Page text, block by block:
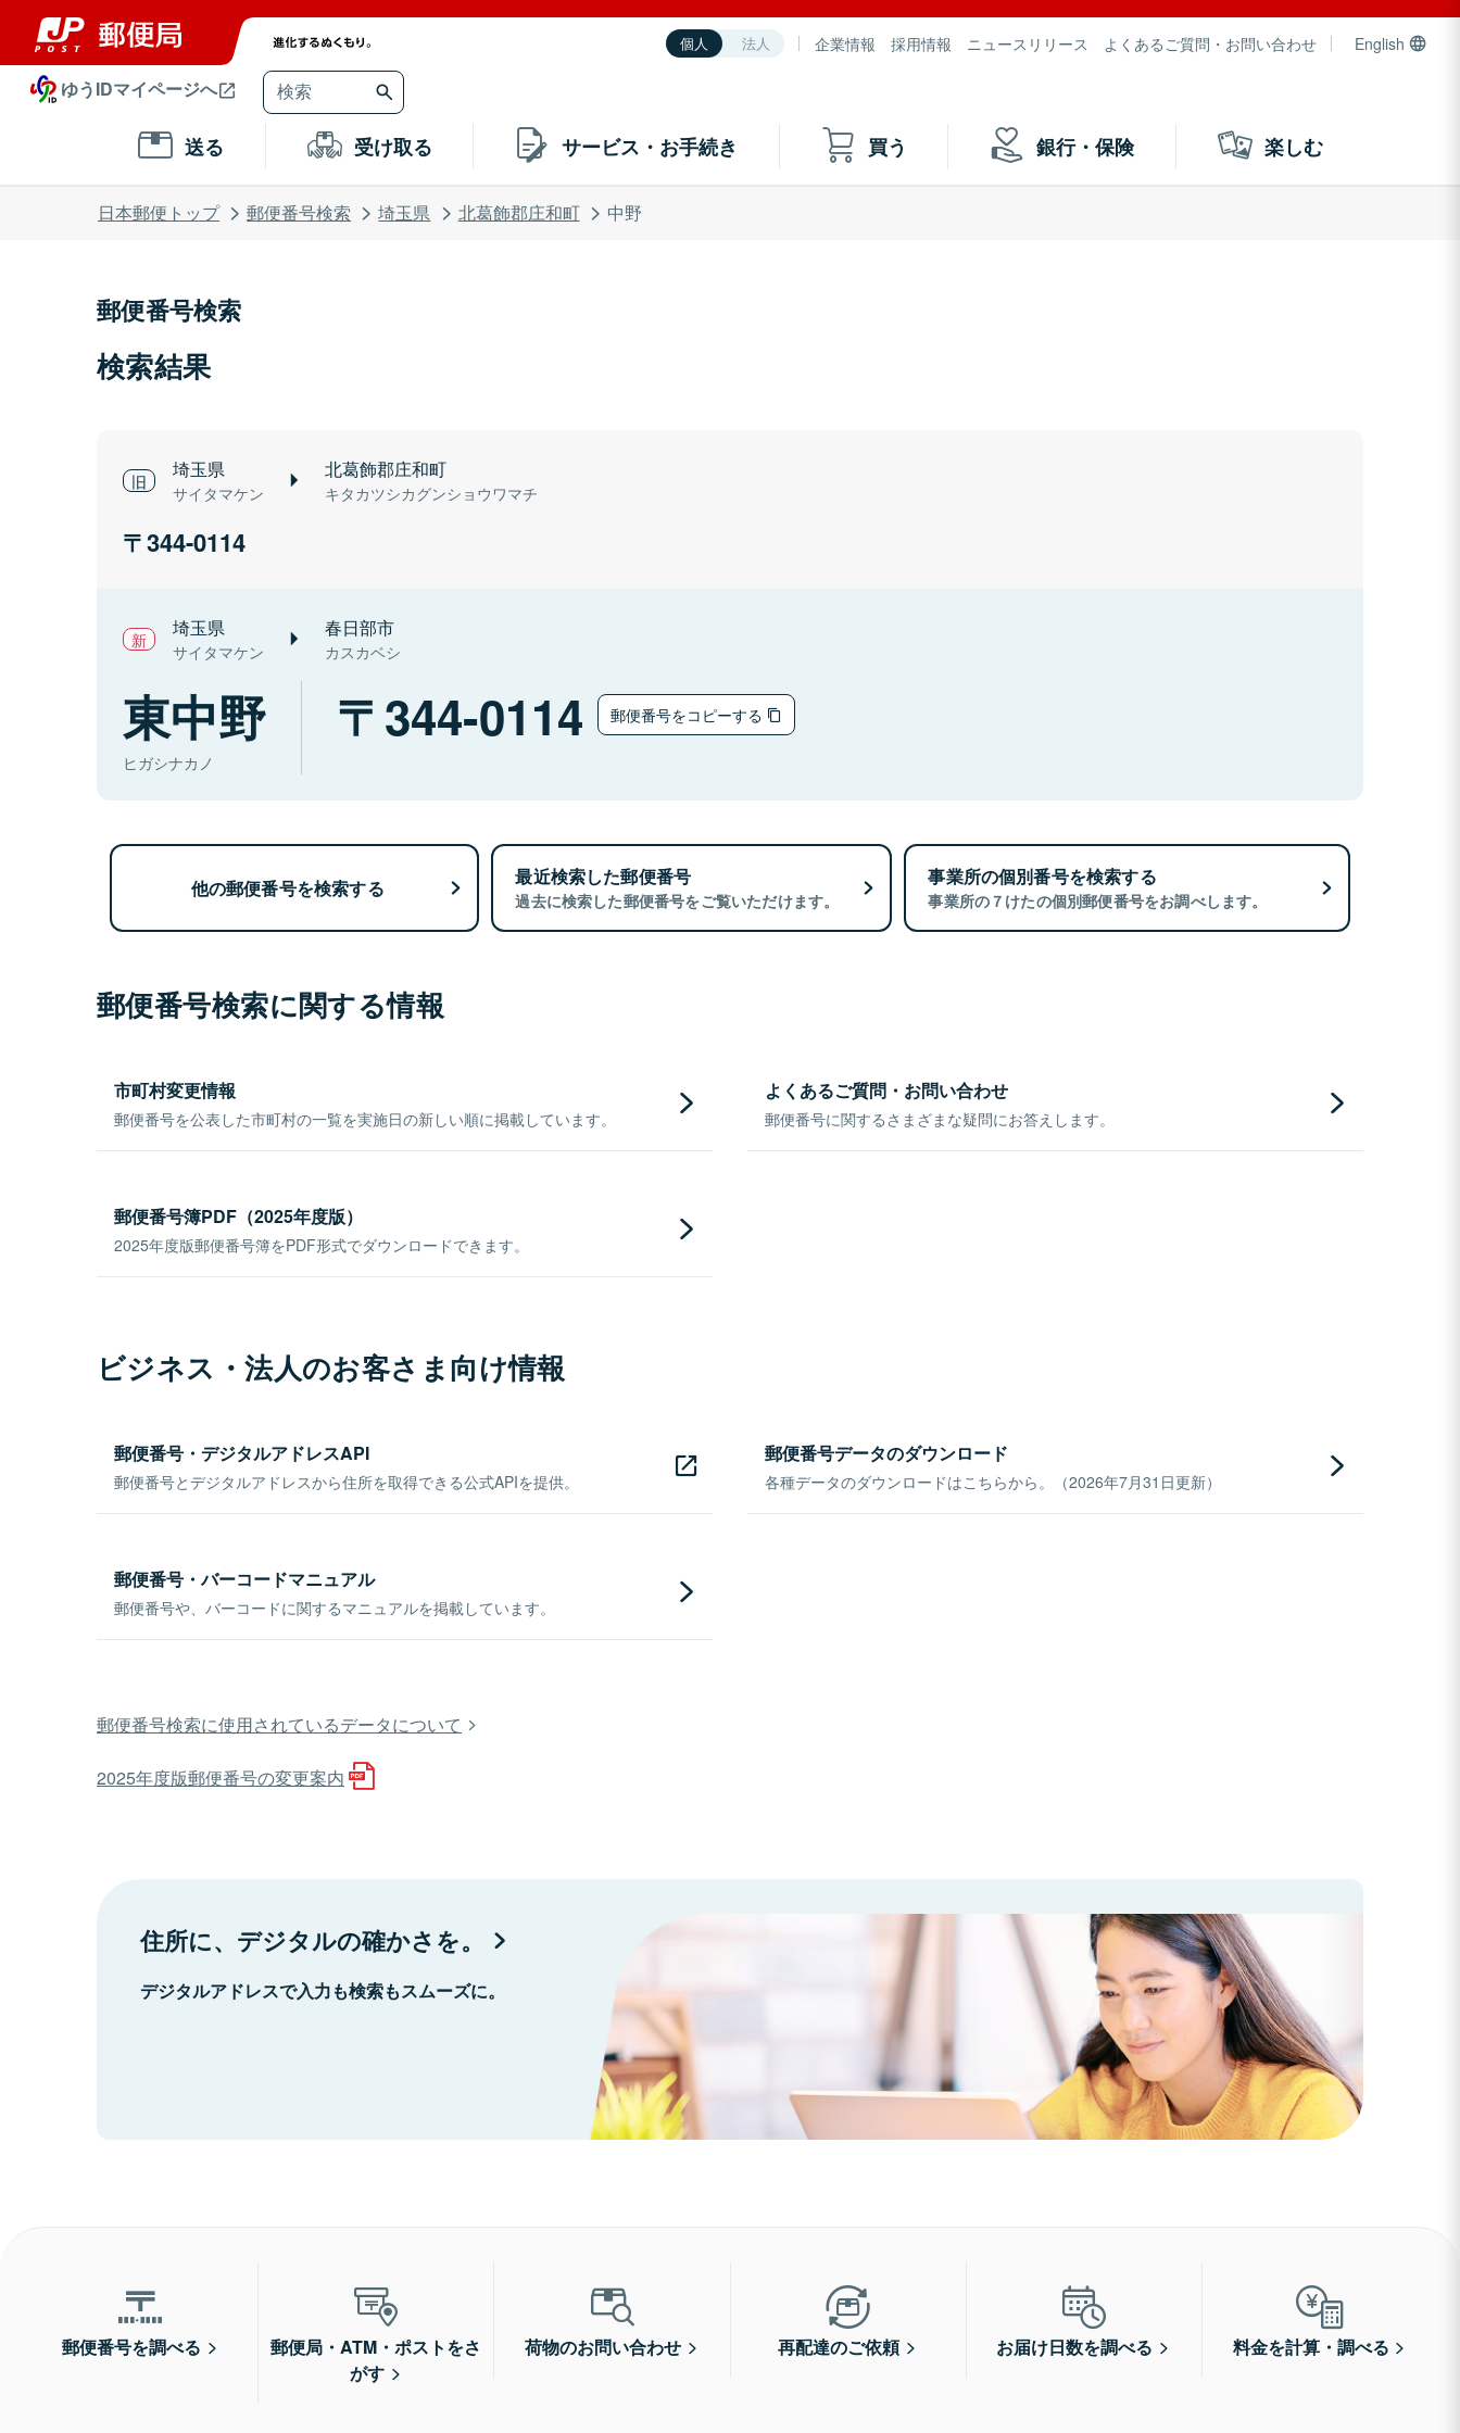
個人 法人 企業情報 採用情報 ニュースリリース よくあるご質問・お問い合わせ English
ゆうIDマイページへ
送る 受け取る サービス・お手続き 買う 銀行・保険 楽しむ
日本郵便トップ 郵便番号検索 埼玉県 北葛飾郡庄和町 中野
郵便番号検索
検索結果
埼玉県
サイタマケン
北葛飾郡庄和町
キタカツシカグンショウワマチ
344-0114
埼玉県
サイタマケン
春日部市
カスカベシ
東中野
ヒガシナカノ
344-0114 郵便番号をコピーする
他の郵便番号を検索する 最近検索した郵便番号
過去に検索した郵便番号をご覧いただけます。
事業所の個別番号を検索する
事業所の７けたの個別郵便番号をお調べします。
郵便番号検索に関する情報
市町村変更情報
郵便番号を公表した市町村の一覧を実施日の新しい順に掲載しています。
よくあるご質問・お問い合わせ
郵便番号に関するさまざまな疑問にお答えします。
郵便番号簿PDF（2025年度版）
2025年度版郵便番号簿をPDF形式でダウンロードできます。
ビジネス・法人のお客さま向け情報
郵便番号・デジタルアドレスAPI
郵便番号とデジタルアドレスから住所を取得できる公式APIを提供。
郵便番号データのダウンロード
各種データのダウンロードはこちらから。（2026年7月31日更新）
郵便番号・バーコードマニュアル
郵便番号や、バーコードに関するマニュアルを掲載しています。
郵便番号検索に使用されているデータについて
2025年度版郵便番号の変更案内
住所に、デジタルの確かさを。
デジタルアドレスで入力も検索もスムーズに。
郵便番号を調べる
郵便局・ATM・ポストをさ
がす
荷物のお問い合わせ 再配達のご依頼 お届け日数を調べる 料金を計算・調べる